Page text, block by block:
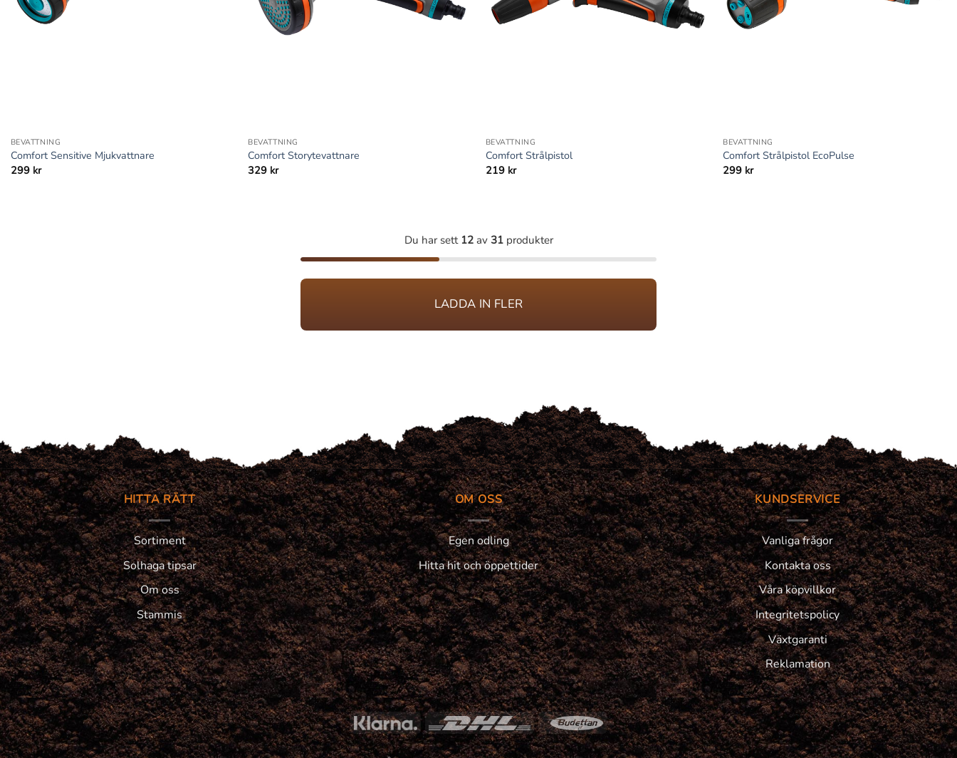
BEVATTNING
Comfort Sensitive Mjukvattnare
299 kr
BEVATTNING
Comfort Storytevattnare
329 kr
BEVATTNING
Comfort Strålpistol
219 kr
BEVATTNING
Comfort Strålpistol EcoPulse
299 kr
Du har sett 12av 31produkter
LADDA IN FLER
HITTA RÄTT
Sortiment
Solhaga tipsar
Om oss
Stammis
OM OSS
Egen odling
Hitta hit och öppettider
KUNDSERVICE
Vanliga frågor
Kontakta oss
Våra köpvillkor
Integritetspolicy
Växtgaranti
Reklamation